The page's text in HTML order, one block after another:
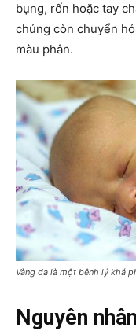
bụng, rốn hoặc tay
chúng còn chuyển
màu phân.
Vàng da là một bệnh lý khá
Nguyên